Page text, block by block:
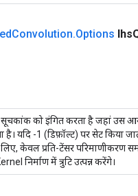
Convolution.Options lhs
को इंगित करता है जहां उस
है। यदि -1 (डिफ़ॉल्ट) पर सेट किया
केवल प्रति-टेंसर परिमाणीकरण
निर्माण में त्रुटि उत्पन्न करेंगे।